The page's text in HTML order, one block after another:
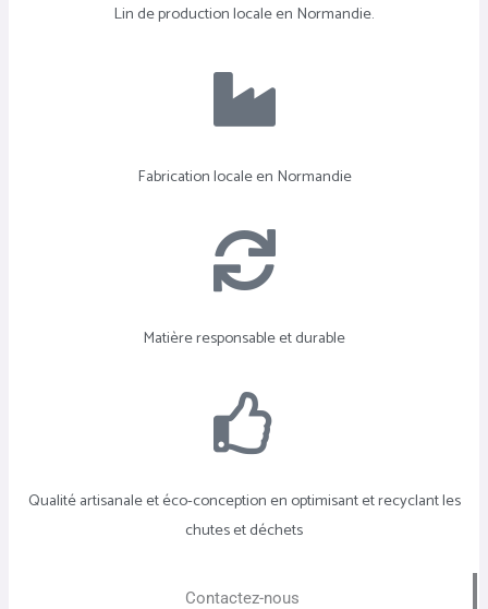
Lin de production locale en Normandie.
Fabrication locale en Normandie
Matière responsable et durable
Qualité artisanale et éco-conception en optimisant et recyclant les
chutes et déchets
Contactez-nous